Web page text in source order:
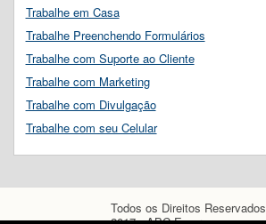
Trabalhe em Casa
Trabalhe Preenchendo Formulários
Trabalhe com Suporte ao Cliente
Trabalhe com Marketing
Trabalhe com Divulgação
Trabalhe com seu Celular
Todos os Direitos Reservados